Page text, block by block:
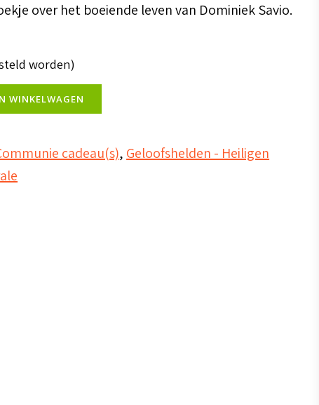
over het boeiende leven van Dominiek Savio.
worden)
WINKELWAGEN
cadeau(s), Geloofshelden - Heiligen